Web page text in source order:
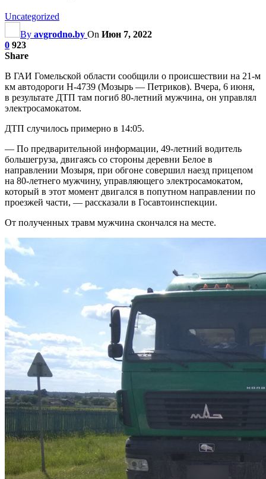
Uncategorized
By avgrodno.by On Июн 7, 2022
0 923
Share
В ГАИ Гомельской области сообщили о происшествии на 21-м
км автодороги Н-4739 (Мозырь — Петриков). Вчера, 6 июня,
в результате ДТП там погиб 80-летний мужчина, он управлял
электросамокатом.
ДТП случилось примерно в 14:05.
— По предварительной информации, 49-летний водитель
большегруза, двигаясь со стороны деревни Белое в
направлении Мозыря, при обгоне совершил наезд прицепом
на 80-летнего мужчину, управляющего электросамокатом,
который в этот момент двигался в попутном направлении по
проезжей части, — рассказали в Госавтоинспекции.
От полученных травм мужчина скончался на месте.